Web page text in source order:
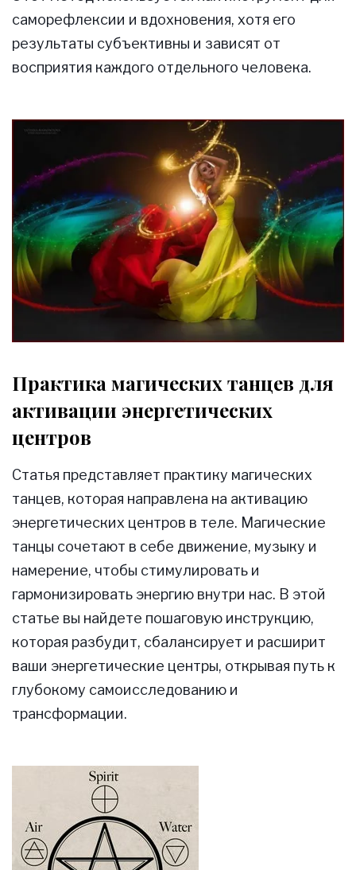
Этот метод используется как инструмент для
саморефлексии и вдохновения, хотя его
Практика магических танцев для
активации энергетических
центров
Статья представляет практику магических
танцев, которая направлена на активацию
энергетических центров в теле. Магические
танцы сочетают в себе движение, музыку и
намерение, чтобы стимулировать и
гармонизировать энергию внутри нас. В этой
статье вы найдете пошаговую инструкцию,
которая разбудит, сбалансирует и расширит
ваши энергетические центры, открывая путь к
глубокому самоисследованию и
трансформации.